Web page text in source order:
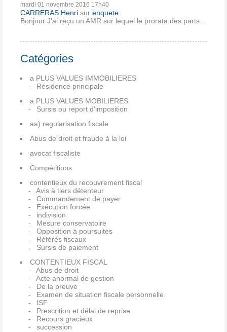
mardi 01 novembre 2016 17h40
CARRERAS Henri sur enquete
Bonjour J'ai reçu un AMR sur lequel le prorata des parts...
Catégories
a PLUS VALUES IMMOBILIERES
Résidence principale
a PLUS VALUES MOBILIERES
Sursis ou report d'imposition
aa) regularisation fiscale
Abus de droit et fraude à la loi
avocat fiscaliste
Compétitions
contentieux du recouvrement fiscal
Avis à tiers détenteur
Commandement de payer
Exécution forcée
indivision
Mesure conservatoire
Opposition à poursuites
Référés fiscaux
Sursis de paiement
CONTENTIEUX FISCAL
Abus de droit
Acte anormal de gestion
De la preuve
Examen de situation fiscale personnelle
ISF
Prescrition et délai de reprise
Recours gracieux
succession